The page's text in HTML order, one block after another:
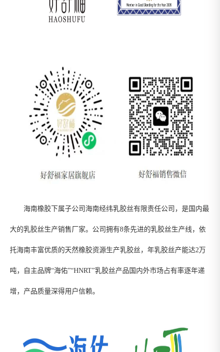
海南橡胶下属子公司海南经纬乳胶丝有限责任公司，是国内最
大的乳胶丝生产销售厂家。公司拥有8条先进的乳胶丝生产线，依
托海南丰富优质的天然橡胶资源生产乳胶丝，年乳胶丝产能达2万
吨，自主品牌“海佑”“HNRT”乳胶丝产品国内外市场占有率逐年递
增，产品质量深得用户信赖。